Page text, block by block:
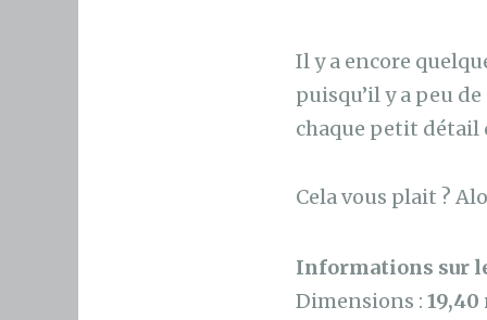
Il y a encore
puisqu’il y a peu
chaque petit détail
Cela vous plait ?
Informations sur
Dimensions :